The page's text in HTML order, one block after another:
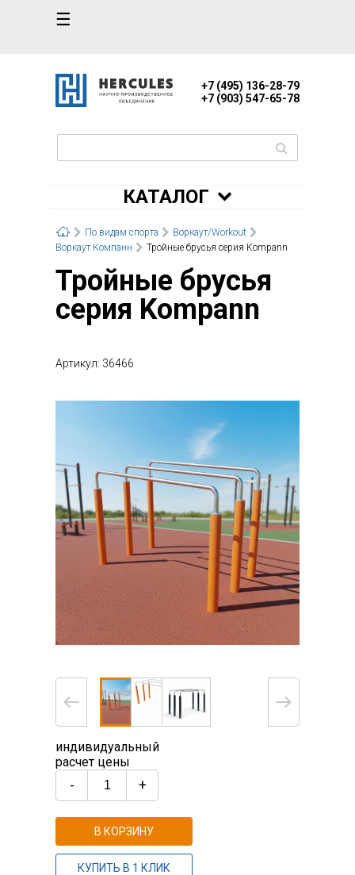
☰
+7 (495) 136-28-79
+7 (903) 547-65-78
КАТАЛОГ
По видам спорта
Воркаут/Workout
Воркаут Компанн
Тройные брусья серия Kompann
Тройные брусья
серия Kompann
Артикул: 36466
индивидуальный
расчет цены
- +
В КОРЗИНУ
КУПИТЬ В 1 КЛИК